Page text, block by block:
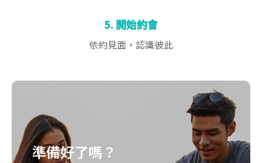
5. 開始約會
依約見面，認識彼此
準備好了嗎？